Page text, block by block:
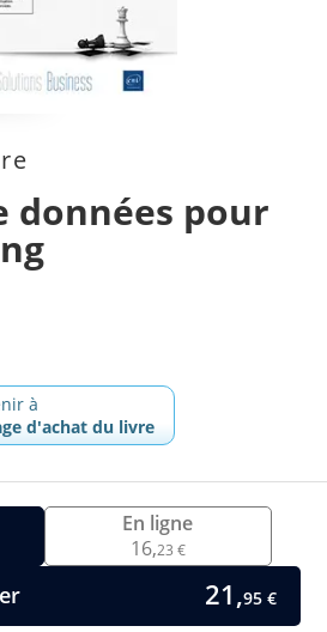
données pour
à
d'achat du livre
En ligne
16,23 €
21,95 €